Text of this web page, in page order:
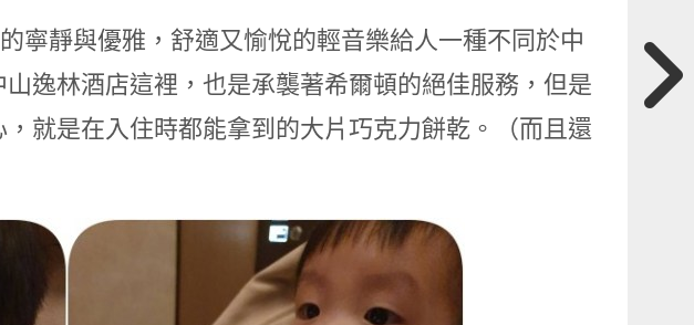
寧靜與優雅，舒適又愉悅的輕音樂給人一種不同於中
逸林酒店這裡，也是承襲著希爾頓的絕佳服務，但是
就是在入住時都能拿到的大片巧克力餅乾。（而且還